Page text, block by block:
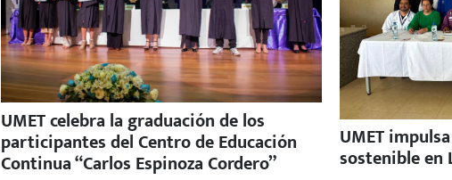
UMET celebra la graduación de los
participantes del Centro de Educación
Continua “Carlos Espinoza Cordero”
UMET
sostenible en